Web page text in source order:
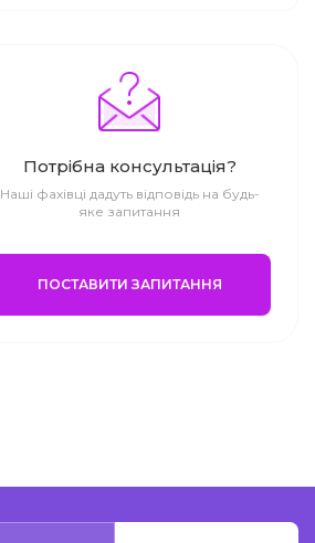
Потрібна консультація?
Наші фахівці дадуть відповідь на будь-
яке запитання
ПОСТАВИТИ ЗАПИТАННЯ